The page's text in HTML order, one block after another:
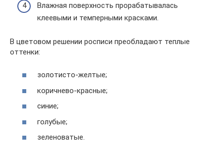
Влажная поверхность прорабатывалась
клеевыми и темперными красками.
В цветовом решении росписи преобладают теплые
оттенки:
золотисто-желтые;
коричнево-красные;
синие;
голубые;
зеленоватые.